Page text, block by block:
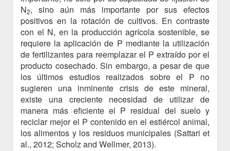
N2, sino aún más importante por sus efectos
positivos en la rotación de cultivos. En contraste
con el N, en la producción agrícola sostenible, se
requiere la aplicación de P mediante la utilización
de fertilizantes para reemplazar el P extraído por el
producto cosechado. Sin embargo, a pesar de que
los últimos estudios realizados sobre el P no
sugieren una inminente crisis de este mineral,
existe una creciente necesidad de utilizar de
manera más eficiente el P residual del suelo y
reciclar mejor el P contenido en el estiércol animal,
los alimentos y los residuos municipales (Sattari et
al., 2012; Scholz and Wellmer, 2013).